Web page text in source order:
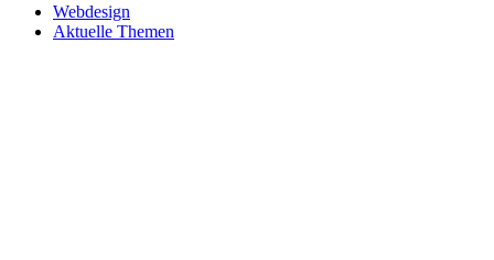
Webdesign
Aktuelle Themen